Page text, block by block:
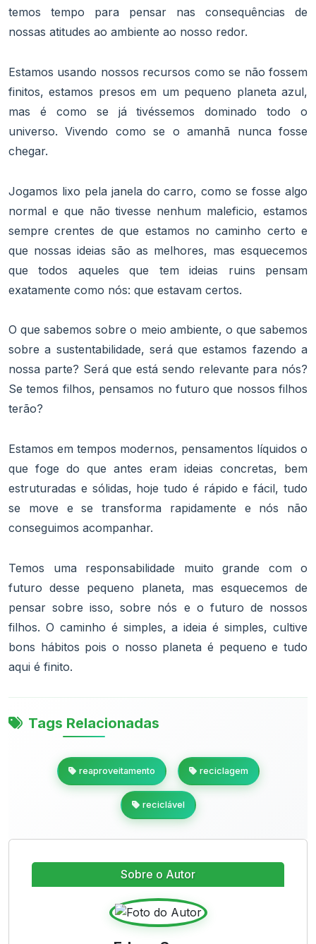
temos tempo para pensar nas consequências de
nossas atitudes ao ambiente ao nosso redor.
Estamos usando nossos recursos como se não fossem
finitos, estamos presos em um pequeno planeta azul,
mas é como se já tivéssemos dominado todo o
universo. Vivendo como se o amanhã nunca fosse
chegar.
Jogamos lixo pela janela do carro, como se fosse algo
normal e que não tivesse nenhum maleficio, estamos
sempre crentes de que estamos no caminho certo e
que nossas ideias são as melhores, mas esquecemos
que todos aqueles que tem ideias ruins pensam
exatamente como nós: que estavam certos.
O que sabemos sobre o meio ambiente, o que sabemos
sobre a sustentabilidade, será que estamos fazendo a
nossa parte? Será que está sendo relevante para nós?
Se temos filhos, pensamos no futuro que nossos filhos
terão?
Estamos em tempos modernos, pensamentos líquidos o
que foge do que antes eram ideias concretas, bem
estruturadas e sólidas, hoje tudo é rápido e fácil, tudo
se move e se transforma rapidamente e nós não
conseguimos acompanhar.
Temos uma responsabilidade muito grande com o
futuro desse pequeno planeta, mas esquecemos de
pensar sobre isso, sobre nós e o futuro de nossos
filhos. O caminho é simples, a ideia é simples, cultive
bons hábitos pois o nosso planeta é pequeno e tudo
aqui é finito.
Tags Relacionadas
reaproveitamento reciclagem
reciclável
Sobre o Autor